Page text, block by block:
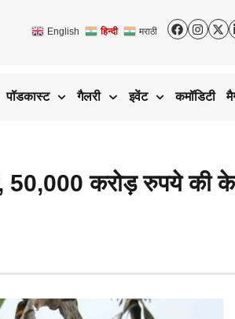
English हिन्दी मराठी
पॉडकास्ट गैलरी इवेंट कमॉडिटी
करोड़ रुपये की